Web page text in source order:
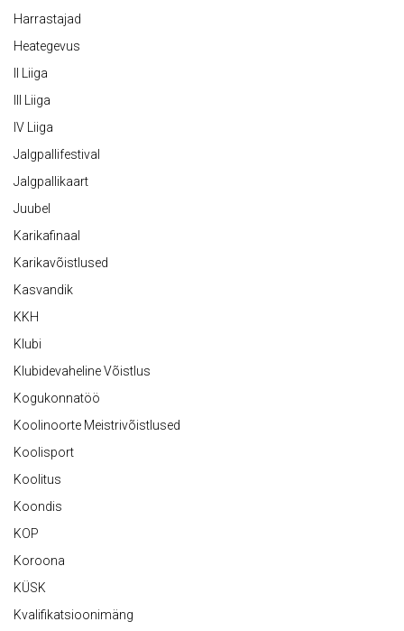
Harrastajad
Heategevus
II Liiga
III Liiga
IV Liiga
Jalgpallifestival
Jalgpallikaart
Juubel
Karikafinaal
Karikavõistlused
Kasvandik
KKH
Klubi
Klubidevaheline Võistlus
Kogukonnatöö
Koolinoorte Meistrivõistlused
Koolisport
Koolitus
Koondis
KOP
Koroona
KÜSK
Kvalifikatsioonimäng